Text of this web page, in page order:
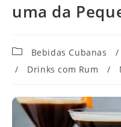
uma da
Categoria
post:
Bebidas Cubanas /
/
Drinks com Rum /